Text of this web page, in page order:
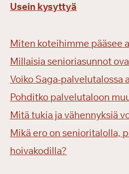
Usein kysyttyä
Miten koteihimme pääsee
Millaisia senioriasunnot
Voiko Saga-palvelutalossa
Pohditko palvelutaloon
Mitä tukia ja vähennyksiä
Mikä ero on senioritalolla,
hoivakodilla?